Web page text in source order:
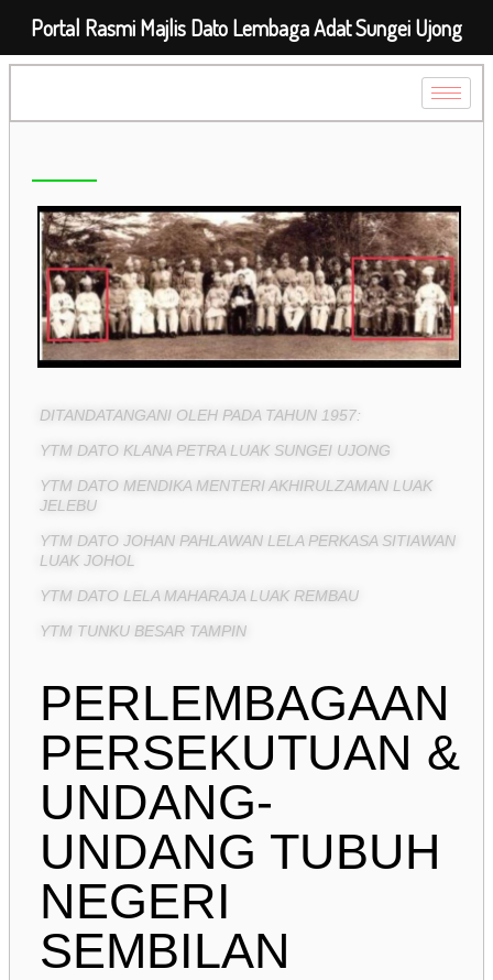
DITANDATANGANI OLEH PADA TAHUN 1957:
YTM DATO KLANA PETRA LUAK SUNGEI UJONG
YTM DATO MENDIKA MENTERI AKHIRULZAMAN LUAK
JELEBU
YTM DATO JOHAN PAHLAWAN LELA PERKASA SITIAWAN
LUAK JOHOL
YTM DATO LELA MAHARAJA LUAK REMBAU
YTM TUNKU BESAR TAMPIN
PERLEMBAGAAN
PERSEKUTUAN &
UNDANG-
UNDANG TUBUH
NEGERI
SEMBILAN
Portal Rasmi Majlis Dato Lembaga Adat Sungei Ujong